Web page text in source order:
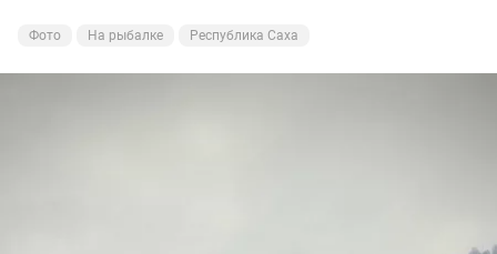
Фото На рыбалке Республика Саха